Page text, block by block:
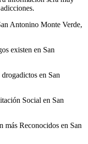
Antonino Monte Verde,
existen en San
en San
Social en San
más Reconocidos en San